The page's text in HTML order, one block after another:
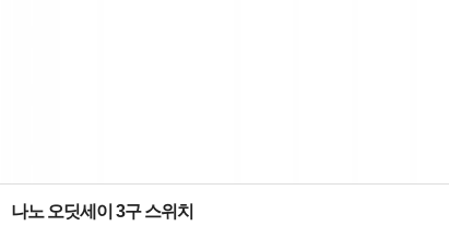
나노 오딧세이 3구 스위치